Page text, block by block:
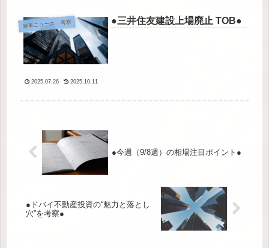
時事ニュース・考察 ●三井住友建設上場廃止 TOB●
2025.07.26 2025.10.11
●今週（9/8週）の相場注目ポイント●
●ドバイ不動産投資の“魅力と落とし
穴”を考察●